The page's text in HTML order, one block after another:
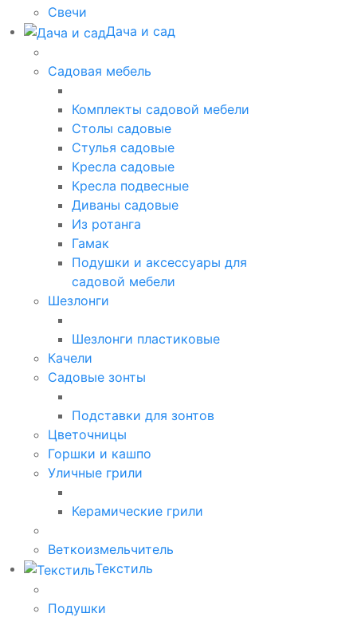
Свечи
Дача и сад
Садовая мебель
Комплекты садовой мебели
Столы садовые
Стулья садовые
Кресла садовые
Кресла подвесные
Диваны садовые
Из ротанга
Гамак
Подушки и аксессуары для
садовой мебели
Шезлонги
Шезлонги пластиковые
Качели
Садовые зонты
Подставки для зонтов
Цветочницы
Горшки и кашпо
Уличные грили
Керамические грили
Веткоизмельчитель
Текстиль
Подушки